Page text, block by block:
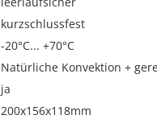
kurzschlussfest
-20°C... +70°C
Natürliche Konvektion +
ja
200x156x118mm